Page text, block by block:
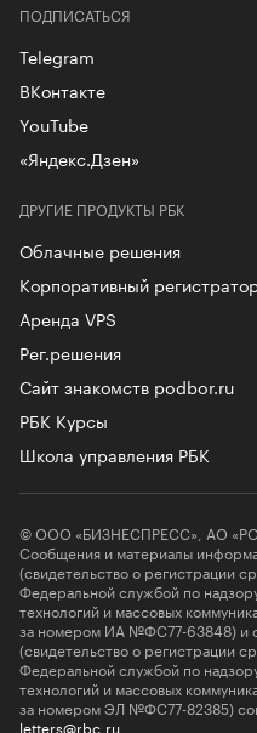
ДРУГИЕ ПРОДУКТЫ РБК
Облачные решения
Корпоративный
Аренда VPS
Рег.решения
Сайт знакомств podbor.ru
РБК Курсы
Школа управления РБК
ПОДПИСАТЬСЯ
Telegram
ВКонтакте
YouTube
«Яндекс.Дзен»
© ООО «БИЗНЕСПРЕСС», АО
Сообщения и материалы
(свидетельство о регистрации
Федеральной службой по
технологий и массовых
за номером ИА №ФС77-63848) и
(свидетельство о регистрации
Федеральной службой по
технологий и массовых
за номером ЭЛ №ФС77-82385)
letters@rbc.ru